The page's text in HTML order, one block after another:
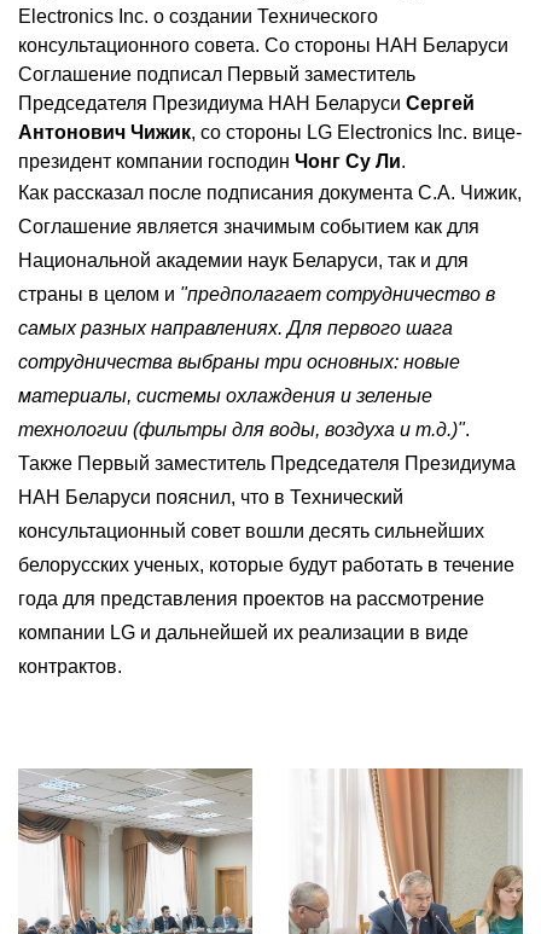
Electronics Inc. о создании Технического
консультационного совета. Со стороны НАН Беларуси
Соглашение подписал Первый заместитель
Председателя Президиума НАН Беларуси Сергей
Антонович Чижик, со стороны LG Electronics Inc. вице-
президент компании господин Чонг Су Ли.
Как рассказал после подписания документа С.А. Чижик,
Соглашение является значимым событием как для
Национальной академии наук Беларуси, так и для
страны в целом и "предполагает сотрудничество в
самых разных направлениях. Для первого шага
сотрудничества выбраны три основных: новые
материалы, системы охлаждения и зеленые
технологии (фильтры для воды, воздуха и т.д.)".
Также Первый заместитель Председателя Президиума
НАН Беларуси пояснил, что в Технический
консультационный совет вошли десять сильнейших
белорусских ученых, которые будут работать в течение
года для представления проектов на рассмотрение
компании LG и дальнейшей их реализации в виде
контрактов.